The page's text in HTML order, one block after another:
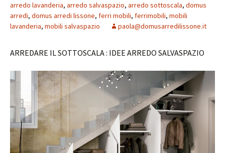
arredo lavanderia, arredo salvaspazio, arredo sottoscala, domus
arredi, domus arredi lissone, ferri mobili, ferrimobili, mobili
lavanderia, mobili salvaspazio paola@domusarredilissone.it
ARREDARE IL SOTTOSCALA : IDEE ARREDO SALVASPAZIO